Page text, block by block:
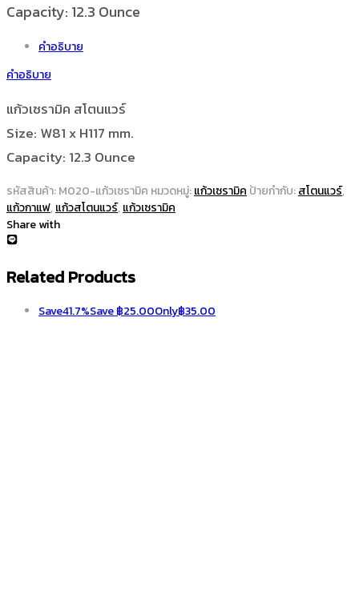
Capacity: 12.3 Ounce
คำอธิบาย
คำอธิบาย
แก้วเซรามิค สโตนแวร์
Size: W81 x H117 mm.
Capacity: 12.3 Ounce
รหัสสินค้า:M020-แก้วเซรามิค หมวดหมู่:แก้วเซรามิค ป้ายกำกับ:สโตนแวร์,
แก้วกาแฟ, แก้วสโตนแวร์, แก้วเซรามิค
Share with
Related Products
Save41.7%Save฿25.00Only฿35.00